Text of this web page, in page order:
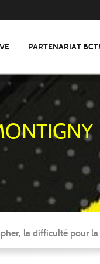
PARTENARIAT
la difficulté pour la